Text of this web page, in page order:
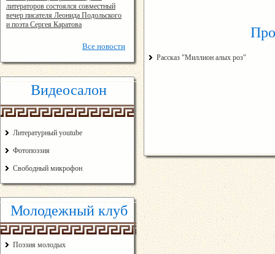
литераторов состоялся совместный
вечер писателя Леонида Подольского
и поэта Сергея Каратова
Все новости
Видеосалон
Литературный youtube
Фотопоэзия
Свободный микрофон
Молодежный клуб
Поэзия молодых
Рассказ "Миллион алых роз"